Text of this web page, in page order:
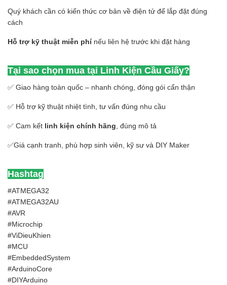
Quý khách cần có kiến thức cơ bản về điện tử để lắp đặt đúng
cách
Hỗ trợ kỹ thuật miễn phínếu liên hệ trước khi đặt hàng
Tại sao chọn mua tại Linh Kiện Cầu Giấy?
✅ Giao hàng toàn quốc – nhanh chóng, đóng gói cẩn thận
✅ Hỗ trợ kỹ thuật nhiệt tình, tư vấn đúng nhu cầu
✅ Cam kết linh kiện chính hãng, đúng mô tả
✅Giá cạnh tranh, phù hợp sinh viên, kỹ sư và DIY Maker
Hashtag
#ATMEGA32
#ATMEGA32AU
#AVR
#Microchip
#ViDieuKhien
#MCU
#EmbeddedSystem
#ArduinoCore
#DIYArduino